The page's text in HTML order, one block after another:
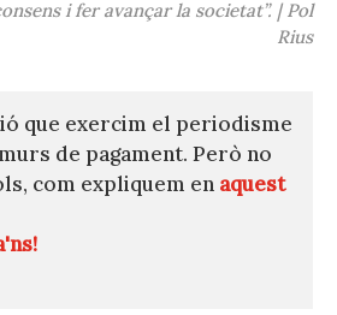
i fer avançar la societat”. | Pol
Rius
que exercim el periodisme
de pagament. Però no
com expliquem en aquest